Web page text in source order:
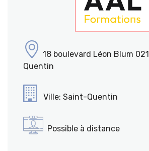
18 boulevard Léon Blum
Quentin
Ville: Saint-Quentin
Possible à distance